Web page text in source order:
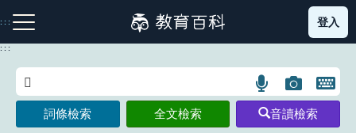
到
主
:::
注音索引圖示 筆畫索引圖示 部首索引表圖示
登入
:::
語
言
搜
圖
片
搜
開
鍵
詞條檢索 全文檢索 音讀檢索